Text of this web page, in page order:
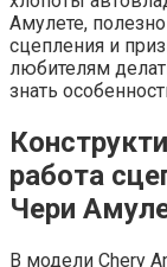
Амулете,
сцепления и
любителям
знать
работа
Чери
В модели Chery